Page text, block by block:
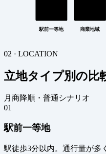
駅前一等地 商業地域
02 · LOCATION
立地タイプ別の比
月商降順・普通シナリオ
01
駅前一等地
駅徒歩3分以内。通行量が多